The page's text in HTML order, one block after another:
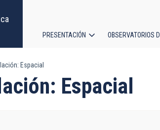
principal
PRESENTACIÓN OBSERVATORIOS
Espacial
Espacial